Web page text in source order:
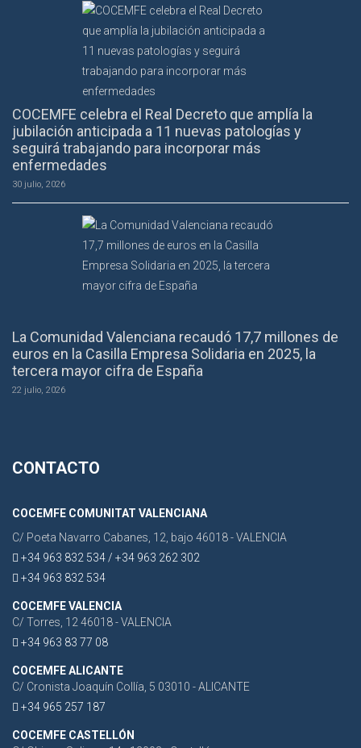
COCEMFE celebra el Real Decreto que amplía la
jubilación anticipada a 11 nuevas patologías y
seguirá trabajando para incorporar más
enfermedades
30 julio, 2026
La Comunidad Valenciana recaudó 17,7 millones de
euros en la Casilla Empresa Solidaria en 2025, la
tercera mayor cifra de España
22 julio, 2026
CONTACTO
COCEMFE COMUNITAT VALENCIANA
C/ Poeta Navarro Cabanes, 12, bajo 46018 - VALENCIA
+34 963 832 534 / +34 963 262 302
+34 963 832 534
COCEMFE VALENCIA
C/ Torres, 12 46018 - VALENCIA
+34 963 83 77 08
COCEMFE ALICANTE
C/ Cronista Joaquín Collía, 5 03010 - ALICANTE
+34 965 257 187
COCEMFE CASTELLÓN